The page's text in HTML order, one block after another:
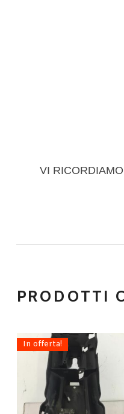
VI
PRODOTTI
In offerta!